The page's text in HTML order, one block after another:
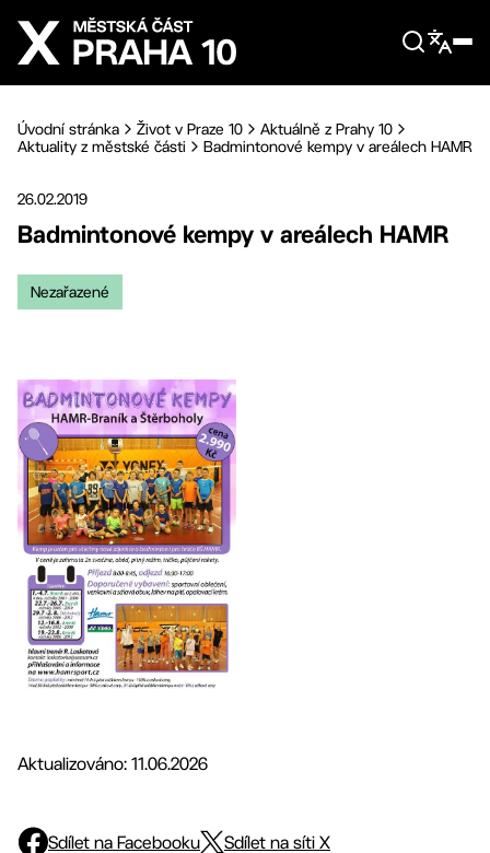
Přejít na hlavní obsah
Úvodní stránka Život v Praze 10
Aktuálně z Prahy 10
Aktuality z městské části
Badmintonové kempy v areálech HAMR
26.02.2019
Badmintonové kempy v areálech HAMR
Nezařazené
Aktualizováno: 11.06.2026
Sdílet na Facebooku Sdílet na síti X